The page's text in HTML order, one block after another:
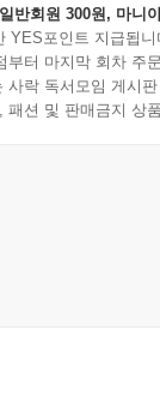
일반회원 300원, 마니
YES포인트 지급됩니
부터 마지막 회차 주
락 독서모임 게시
패션 및 판매금지 상